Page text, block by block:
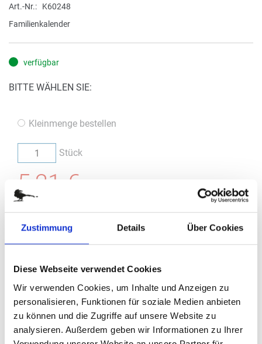
Zustimmung Details Über Cookies
Diese Webseite verwendet Cookies
Wir verwenden Cookies, um Inhalte und Anzeigen zu
personalisieren, Funktionen für soziale Medien anbieten
zu können und die Zugriffe auf unsere Website zu
analysieren. Außerdem geben wir Informationen zu Ihrer
der
Bildergalerie
Art.-Nr.
K60248
Familienkalender
verfügbar
BITTE WÄHLEN SIE:
Kleinmenge bestellen
Stück
5,21 €
Bestellung / Angebot
Im nächsten Schritt haben Sie die Möglichkeit, eine Bestellung
aufzugeben oder ein Angebot anzufragen.